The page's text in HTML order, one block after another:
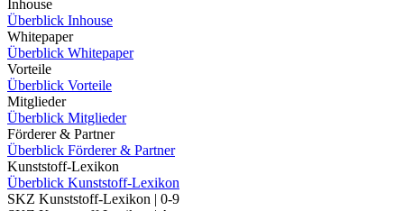
Inhouse
Überblick Inhouse
Whitepaper
Überblick Whitepaper
Vorteile
Überblick Vorteile
Mitglieder
Überblick Mitglieder
Förderer & Partner
Überblick Förderer & Partner
Kunststoff-Lexikon
Überblick Kunststoff-Lexikon
SKZ Kunststoff-Lexikon | 0-9